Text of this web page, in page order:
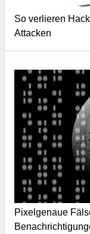
So verlieren
Attacken
Pixelgenaue